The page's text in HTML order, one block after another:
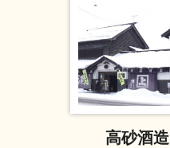
高砂酒造